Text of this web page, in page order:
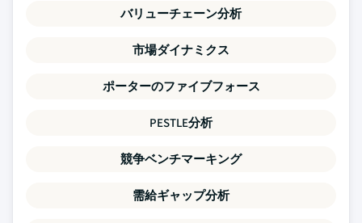
バリューチェーン分析
市場ダイナミクス
ポーターのファイブフォース
PESTLE分析
競争ベンチマーキング
需給ギャップ分析